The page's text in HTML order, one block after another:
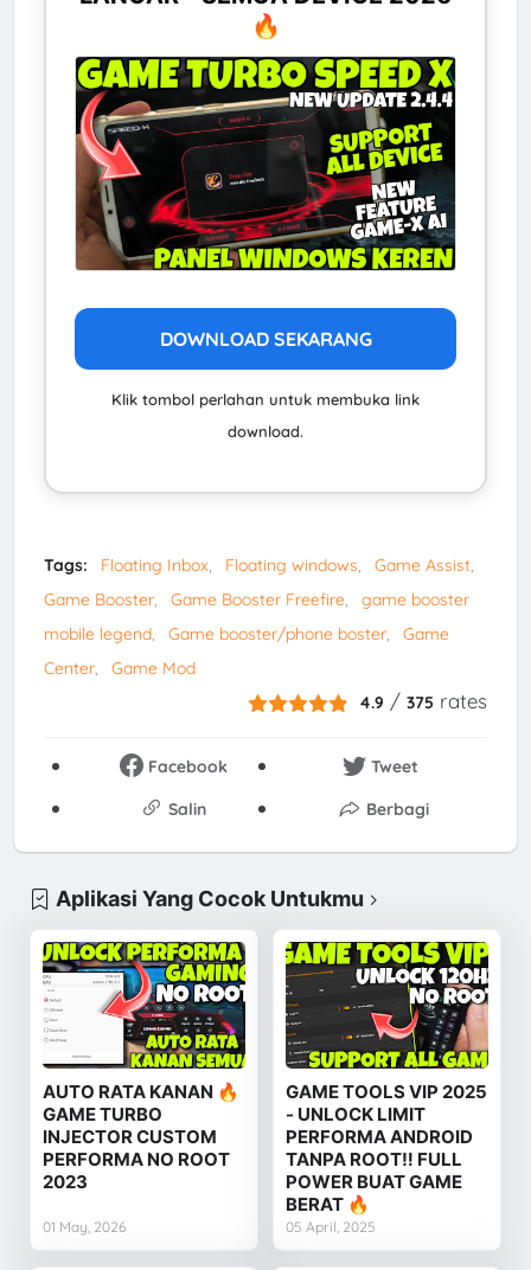
🔥
DOWNLOAD SEKARANG
Klik tombol perlahan untuk membuka link
download.
Tags: Floating Inbox Floating windows
Game Assist
Game Booster
Game Booster Freefire
game booster
mobile legend
Game booster/phone boster
Game
Center
Game Mod
4.9 /375 rates
Facebook
Tweet
Salin
Berbagi
Aplikasi Yang Cocok Untukmu
AUTO RATA KANAN 🔥
GAME TURBO
INJECTOR CUSTOM
PERFORMA NO ROOT
2023
01 May, 2026
GAME TOOLS VIP 2025
- UNLOCK LIMIT
PERFORMA ANDROID
TANPA ROOT‼️ FULL
POWER BUAT GAME
BERAT 🔥
05 April, 2025